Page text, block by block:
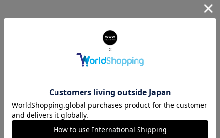
ケース：縦43.45mm× 横24.86mm×
厚み8.99mm / 重さ23g
ケース：プラスチック
ベルト：シリコン
スペック
防水性能：5気圧防水
対応OS：Android 9.0以上、iOS